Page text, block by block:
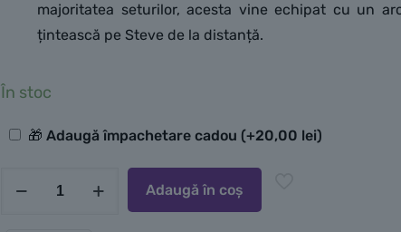
majoritatea seturilor, acesta vine echipat cu un
țintească pe Steve de la distanță.
În stoc
Opțiuni
🎁 Adaugă împachetare cadou (+20,00 lei)
Adaugă în coș